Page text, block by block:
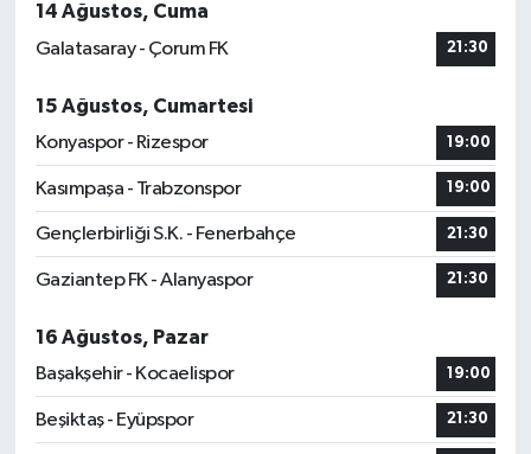
14 Ağustos, Cuma
Galatasaray - Çorum FK
21:30
15 Ağustos, Cumartesi
Konyaspor - Rizespor
19:00
Kasımpaşa - Trabzonspor 19:00
Gençlerbirliği S.K. - Fenerbahçe 21:30
Gaziantep FK - Alanyaspor 21:30
16 Ağustos, Pazar
Başakşehir - Kocaelispor
19:00
Beşiktaş - Eyüpspor 21:30